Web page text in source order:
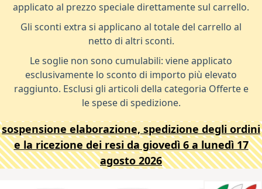
applicato al prezzo speciale direttamente sul carrello.
Gli sconti extra si applicano al totale del carrello al
netto di altri sconti.
Le soglie non sono cumulabili: viene applicato
esclusivamente lo sconto di importo più elevato
raggiunto. Esclusi gli articoli della categoria Offerte e
le spese di spedizione.
sospensione elaborazione, spedizione degli ordini
e la ricezione dei resi da giovedì 6 a lunedì 17
agosto 2026